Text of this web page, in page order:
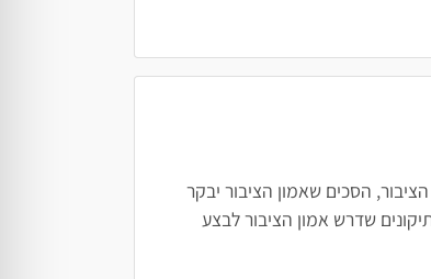
הסכים שאמון הציבור יבקר
שדרש אמון הציבור לבצע